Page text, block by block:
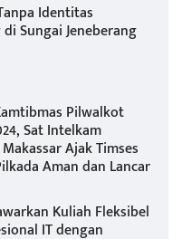
Identitas
Sungai Jeneberang
Pilwalkot
Sat Intelkam
Ajak Timses
Aman dan Lancar
Kuliah Fleksibel
IT dengan